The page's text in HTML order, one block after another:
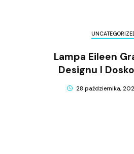
Lampa Eileen
Designu I
28 października,